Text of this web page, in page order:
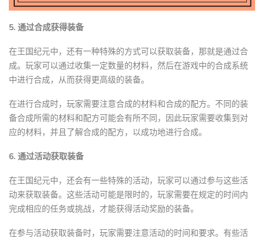
5. 通过合成获得装备
在王国纪元中，还有一种特殊的方式可以获取装备，那就是通过合
成。玩家可以通过收集一定数量的材料，然后在游戏中的合成系统
中进行合成，从而获得更高级的装备。
在进行合成时，玩家需要注意合成的材料和合成的配方。不同的装
备合成所需的材料和配方可能会有所不同，因此玩家需要收集到对
应的材料，并且了解合成的配方，以成功地进行合成。
6. 通过活动获取装备
在王国纪元中，还会有一些特殊的活动，玩家可以通过参与这些活
动来获取装备。这些活动可能是限时的，玩家需要在规定的时间内
完成相应的任务或挑战，才能获得活动奖励的装备。
在参与活动获取装备时，玩家需要注意活动的时间和要求。有些活